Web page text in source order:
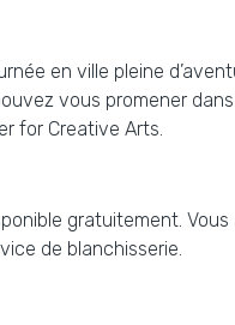
en ville pleine
vous promener
for Creative Arts.
gratuitement.
de blanchisserie.